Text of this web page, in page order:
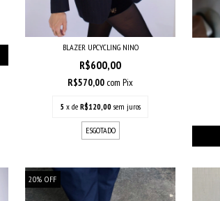
BLAZER UPCYCLING NINO
R$600,00
R$570,00 com Pix
5 x deR$120,00 sem juros
ESGOTADO
20%OFF